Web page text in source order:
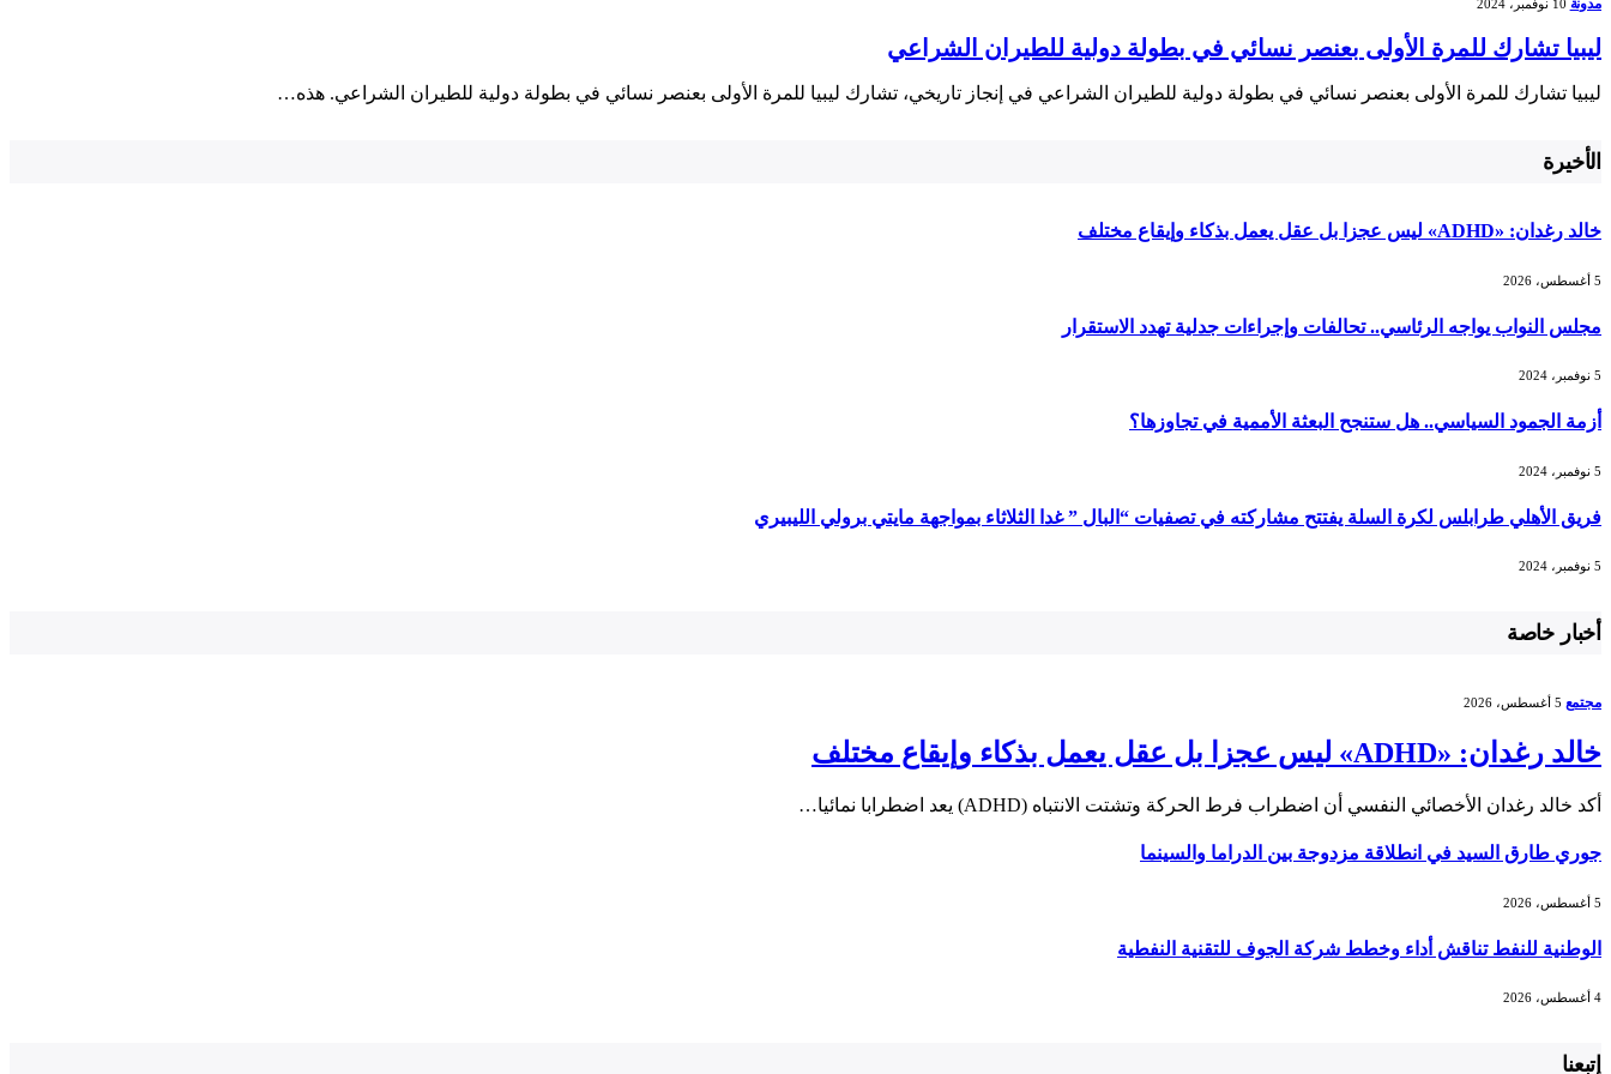
مدونة 10 نوفمبر، 2024
ليبيا تشارك للمرة الأولى بعنصر نسائي في بطولة دولية للطيران الشراعي
ليبيا تشارك للمرة الأولى بعنصر نسائي في بطولة دولية للطيران الشراعي في إنجاز تاريخي، تشارك ليبيا للمرة⁤ الأولى بعنصر نسائي في بطولة دولية للطيران الشراعي. هذه…
الأخيرة
خالد رغدان: «ADHD» ليس عجزا بل عقل يعمل بذكاء وإيقاع مختلف
5 أغسطس، 2026
مجلس النواب يواجه الرئاسي.. تحالفات وإجراءات جدلية تهدد الاستقرار
5 نوفمبر، 2024
أزمة الجمود السياسي.. هل ستنجح البعثة الأممية في تجاوزها؟
5 نوفمبر، 2024
فريق الأهلي طرابلس لكرة السلة يفتتح مشاركته في تصفيات “البال ” غدا الثلاثاء بمواجهة مايتي برولي الليبيري
5 نوفمبر، 2024
أخبار خاصة
مجتمع 5 أغسطس، 2026
خالد رغدان: «ADHD» ليس عجزا بل عقل يعمل بذكاء وإيقاع مختلف
أكد خالد رغدان الأخصائي النفسي أن اضطراب فرط الحركة وتشتت الانتباه (ADHD) يعد اضطرابا نمائيا…
جوري طارق السيد في انطلاقة مزدوجة بين الدراما والسينما
5 أغسطس، 2026
الوطنية للنفط تناقش أداء وخطط شركة الجوف للتقنية النفطية
4 أغسطس، 2026
إتبعنا